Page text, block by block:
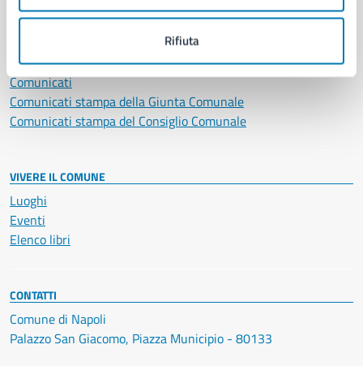
Rifiuta
NOVITÀ
Avvisi
Comunicati
Comunicati stampa della Giunta Comunale
Comunicati stampa del Consiglio Comunale
VIVERE IL COMUNE
Luoghi
Eventi
Elenco libri
CONTATTI
Comune di Napoli
Palazzo San Giacomo, Piazza Municipio - 80133